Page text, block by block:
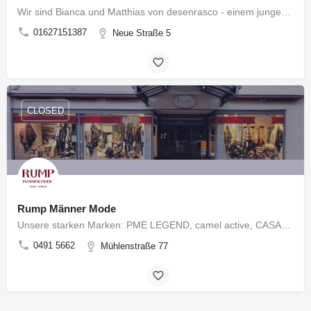
Wir sind Bianca und Matthias von desenrasco - einem jungen Leeraner Schuhlabel, welches nachhaltige,…
01627151387 Neue Straße 5
Rump Männer Mode
Unsere starken Marken: PME LEGEND, camel active, CASAMODA, TIMEZONE RUMP Männer Mode Fußgängerzone Leer…
0491 5662 Mühlenstraße 77
CLOSED